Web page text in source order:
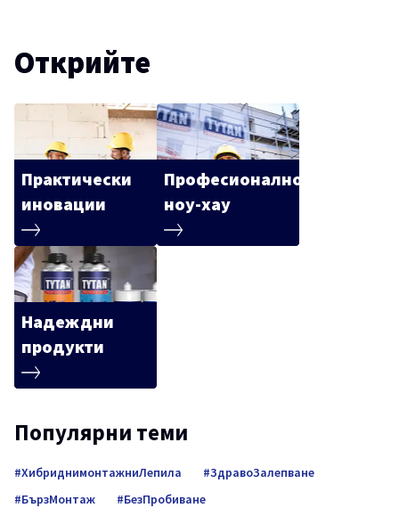
Открийте
Практически
иновации
Професионално
ноу-хау
Надеждни
продукти
Популярни теми
ХибриднимонтажниЛепила
ЗдравоЗалепване
БързМонтаж
БезПробиване